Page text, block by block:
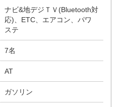
ナビ&地デジＴＶ(Bluetooth対
応)、ETC、エアコン、パワ
ステ
7名
AT
ガソリン